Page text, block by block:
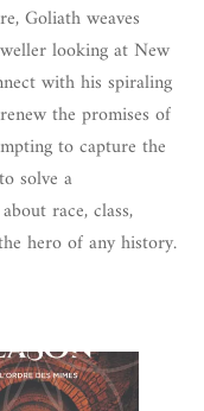
Goliathweaves
looking at New
with his spiraling
the promises of
to capture the
solve a
race, class,
hero of any history.